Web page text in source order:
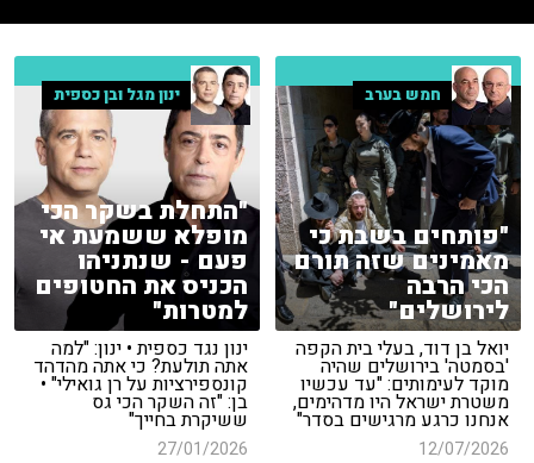
חמש בערב
"פותחים בשבת כי
מאמינים שזה תורם
הכי הרבה
לירושלים"
יואל בן דוד, בעלי בית הקפה
'בסמטה' בירושלים שהיה
מוקד לעימותים: "עד עכשיו
משטרת ישראל היו מדהימים,
אנחנו כרגע מרגישים בסדר"
12/07/2026
ינון מגל ובן כספית
"התחלת בשקר הכי
מופלא ששמעת אי
פעם - שנתניהו
הכניס את החטופים
למטרות"
ינון נגד כספית • ינון: "למה
אתה תולעת? כי אתה מהדהד
קונספירציות על רן גואילי" •
בן: "זה השקר הכי גס
ששיקרת בחייך"
27/01/2026